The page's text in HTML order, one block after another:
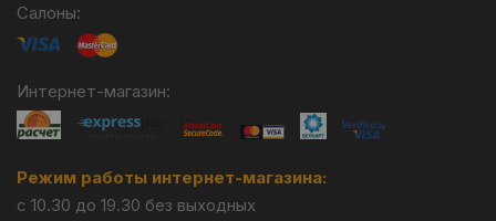
Салоны:
Интернет-магазин:
Режим работы интернет-магазина:
с 10.30 до 19.30 без выходных